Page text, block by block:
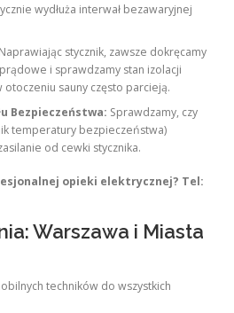
wydłuża interwał bezawaryjnej
Naprawiając stycznik, zawsze dokręcamy
i sprawdzamy stan izolacji
sauny często parcieją.
Bezpieczeństwa: Sprawdzamy, czy
temperatury bezpieczeństwa)
od cewki stycznika.
opieki elektrycznej? Tel:
Warszawa i Miasta
techników do wszystkich